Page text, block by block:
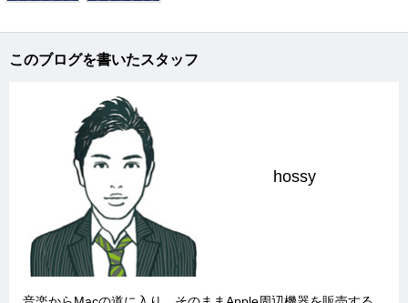
このブログを書いたスタッフ
hossy